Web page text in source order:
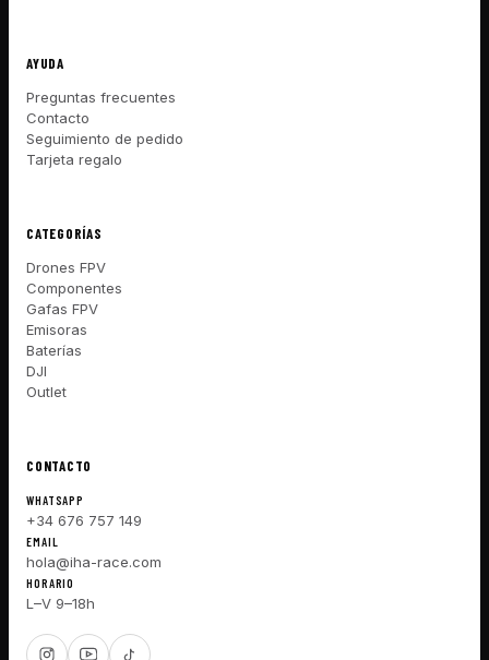
AYUDA
Preguntas frecuentes
Contacto
Seguimiento de pedido
Tarjeta regalo
CATEGORÍAS
Drones FPV
Componentes
Gafas FPV
Emisoras
Baterías
DJI
Outlet
CONTACTO
WHATSAPP
+34 676 757 149
EMAIL
hola@iha-race.com
HORARIO
L–V 9–18h